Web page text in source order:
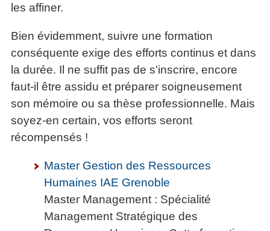
les affiner.
Bien évidemment, suivre une formation
conséquente exige des efforts continus et dans
la durée. Il ne suffit pas de s'inscrire, encore
faut-il être assidu et préparer soigneusement
son mémoire ou sa thèse professionnelle. Mais
soyez-en certain, vos efforts seront
récompensés !
Master Gestion des Ressources
Humaines IAE Grenoble
Master Management : Spécialité
Management Stratégique des